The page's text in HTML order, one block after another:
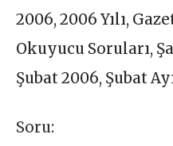
2006,2006 Yılı,
Okuyucu Soruları,
Şubat 2006, Şubat
Soru: